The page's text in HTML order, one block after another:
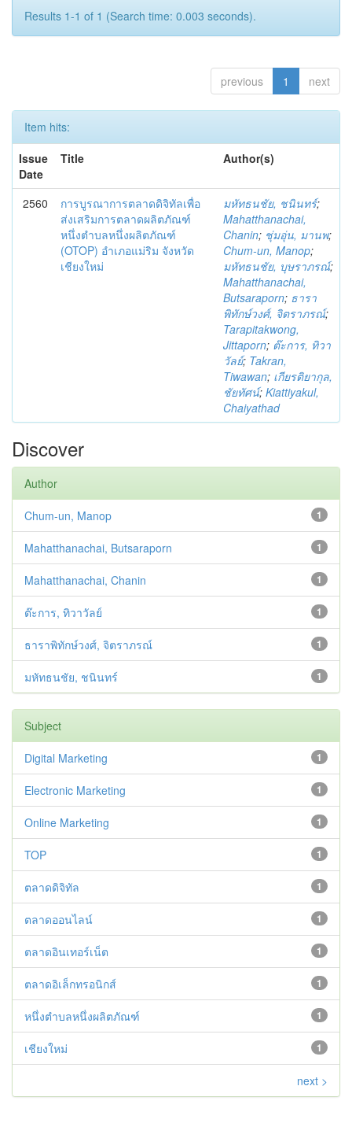
Results 1-1 of 1 (Search time: 0.003 seconds).
previous 1 next
Item hits:
Issue
Date
Title Author(s)
2560
การบูรณาการตลาดดิจิทัลเพื่อ
ส่งเสริมการตลาดผลิตภัณฑ์
หนึ่งตำบลหนึ่งผลิตภัณฑ์
(OTOP) อำเภอแม่ริม จังหวัด
เชียงใหม่
มหัทธนชัย, ชนินทร์;
Mahatthanachai,
Chanin; ชุ่มอุ่น, มานพ;
Chum-un, Manop;
มหัทธนชัย, บุษราภรณ์;
Mahatthanachai,
Butsaraporn; ธารา
พิทักษ์วงศ์, จิตราภรณ์;
Tarapitakwong,
Jittaporn; ต๊ะการ, ทิวา
วัลย์; Takran,
Tiwawan; เกียรติยากุล,
ชัยทัศน์; Kiattiyakul,
Chaiyathad
Discover
Author
1
Chum-un, Manop
1
Mahatthanachai, Butsaraporn
1
Mahatthanachai, Chanin
1
ต๊ะการ, ทิวาวัลย์
1
ธาราพิทักษ์วงศ์, จิตราภรณ์
1
มหัทธนชัย, ชนินทร์
Subject
1
Digital Marketing
1
Electronic Marketing
1
Online Marketing
1
TOP
1
ตลาดดิจิทัล
1
ตลาดออนไลน์
1
ตลาดอินเทอร์เน็ต
1
ตลาดอิเล็กทรอนิกส์
1
หนึ่งตำบลหนึ่งผลิตภัณฑ์
1
เชียงใหม่
next >